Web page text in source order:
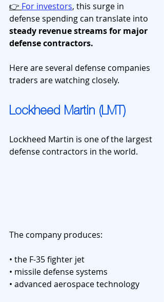
👉 For investors, this surge in
defense spending can translate into
steady revenue streams for major
defense contractors.
Here are several defense companies
traders are watching closely.
Lockheed Martin (LMT)
Lockheed Martin is one of the largest
defense contractors in the world.
The company produces:
• the F-35 fighter jet
• missile defense systems
• advanced aerospace technology